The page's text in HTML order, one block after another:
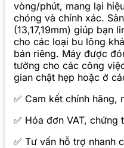
vòng/phút, mang lại
chóng và chính xác.
(13,17,19mm) giúp bạn
cho các loại bu lông
bán riêng. Máy được
tưởng cho các công
gian chật hẹp hoặc ở
✅ Cam kết chính hãng,
✅ Hóa đơn VAT, chứng
✅ Tư vấn hỗ trợ nhanh